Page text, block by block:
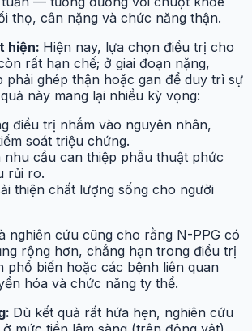
thọ, cân nặng và chức năng thận.
hiện: Hiện nay, lựa chọn điều trị cho
rất hạn chế; ở giai đoạn nặng,
phải ghép thận hoặc gan để duy trì sự
này mang lại nhiều kỳ vọng:
điều trị nhắm vào nguyên nhân,
soát triệu chứng.
nhu cầu can thiệp phẫu thuật phức
rủi ro.
thiện chất lượng sống cho người
nghiên cứu cũng cho rằng N-PPG có
rộng hơn, chẳng hạn trong điều trị
phổ biến hoặc các bệnh liên quan
hóa và chức năng ty thể.
Dù kết quả rất hứa hẹn, nghiên cứu